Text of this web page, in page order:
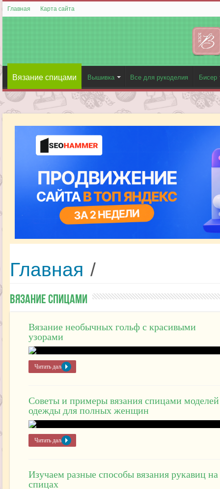
Главная Карта сайта
Вязание спицами Вышивка Все для рукоделия Бисер
Главная /
Вязание спицами
Вязание необычных гольф с красивыми
узорами
Читать далее »
Советы и примеры вязания спицами моделей
одежды для полных женщин
Читать далее »
Изучаем разные способы вязания рукавиц на
спицах